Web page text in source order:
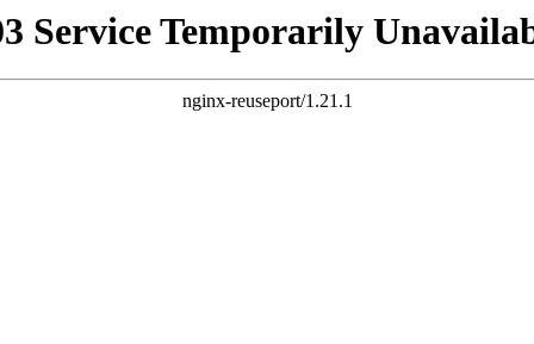
Service Temporarily
nginx-reuseport/1.21.1